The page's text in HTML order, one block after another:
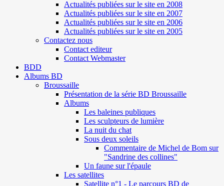
Actualités publiées sur le site en 2008
Actualités publiées sur le site en 2007
Actualités publiées sur le site en 2006
Actualités publiées sur le site en 2005
Contactez nous
Contact editeur
Contact Webmaster
BDD
Albums BD
Broussaille
Présentation de la série BD Broussaille
Albums
Les baleines publiques
Les sculpteurs de lumière
La nuit du chat
Sous deux soleils
Commentaire de Michel de Bom sur
"Sandrine des collines"
Un faune sur l'épaule
Les satellites
Satellite n°1 - Le parcours BD de